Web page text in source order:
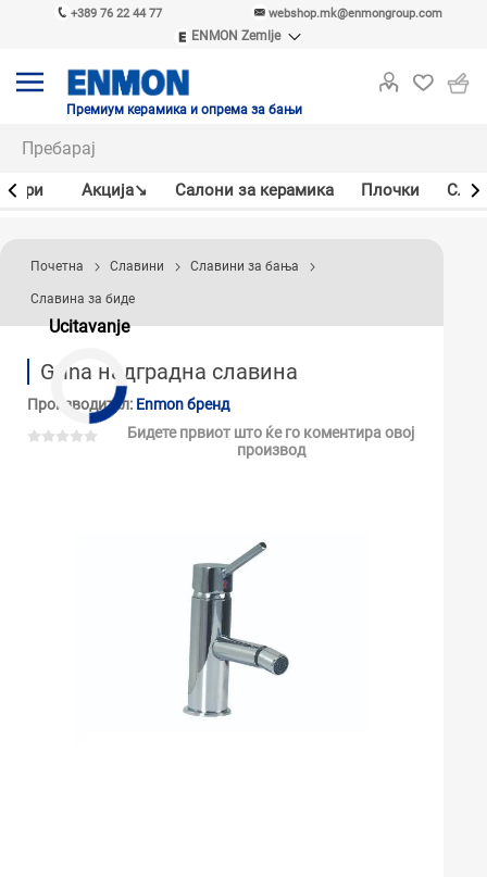
+389 76 22 44 77 webshop.mk@enmongroup.com
ENMON Zemlje
ENMON MKD
Премиум керамика и опрема за бањи
Акцијa↘ Салони за керамика Плочки
Ucitavanje
Почетна Славини Славини за бања
Славина за биде
Grina надградна славина
Производител: Enmon бренд
Бидете првиот што ќе го коментира овој
производ